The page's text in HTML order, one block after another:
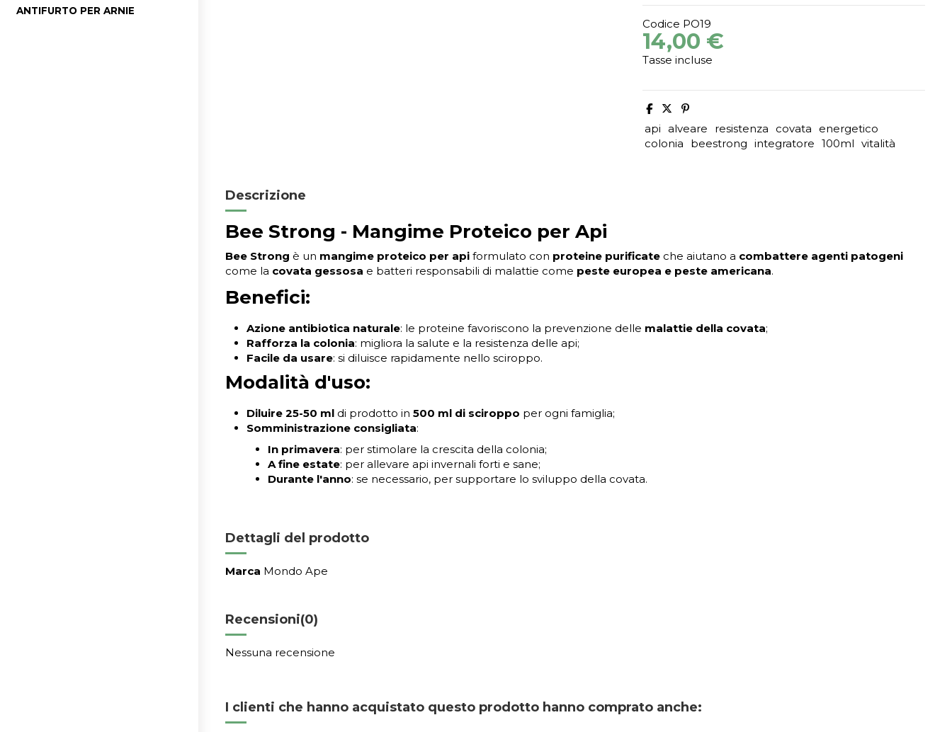
ANTIFURTO PER ARNIE
Codice PO19
14,00 €
Tasse incluse
api alveare resistenza covata
energetico
colonia
beestrong integratore 100ml vitalità
Descrizione
Bee Strong - Mangime Proteico per Api
Bee Strong è un mangime proteico per apiformulato con proteine purificateche aiutano a combattere agenti patogeni
come la covata gessosa e batteri responsabili di malattie come peste europea e peste americana.
Benefici:
Azione antibiotica naturale: le proteine favoriscono la prevenzione delle malattie della covata;
Rafforza la colonia: migliora la salute e la resistenza delle api;
Facile da usare: si diluisce rapidamente nello sciroppo.
Modalità d'uso:
Diluire 25-50 mldi prodotto in 500 ml di sciroppo per ogni famiglia;
Somministrazione consigliata:
In primavera: per stimolare la crescita della colonia;
A fine estate: per allevare api invernali forti e sane;
Durante l'anno: se necessario, per supportare lo sviluppo della covata.
Dettagli del prodotto
Marca Mondo Ape
Recensioni(0)
Nessuna recensione
I clienti che hanno acquistato questo prodotto hanno comprato anche: